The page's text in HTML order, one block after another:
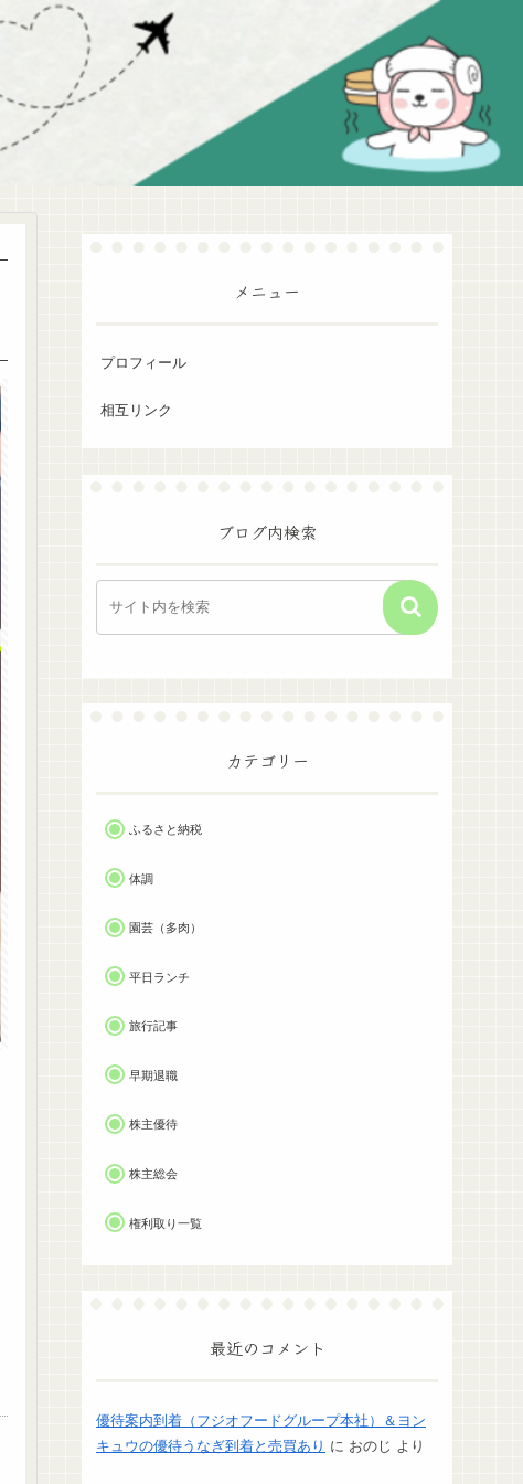
メニュー
プロフィール
相互リンク
ブログ内検索
カテゴリー
ふるさと納税
体調
園芸（多肉）
平日ランチ
旅行記事
早期退職
株主優待
株主総会
権利取り一覧
最近のコメント
優待案内到着（フジオフードグループ本社）＆ヨン
キュウの優待うなぎ到着と売買あり に おのじ より